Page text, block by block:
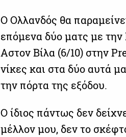
Ο Ολλανδός θα
επόμενα δύο ματς με την
Αστον Βίλα (6/10) στην
νίκες και στα δύο αυτά
την πόρτα της εξόδου.
Ο ίδιος πάντως δεν
μέλλον μου, δεν το